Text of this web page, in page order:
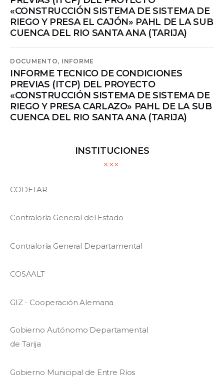
«CONSTRUCCIÓN SISTEMA DE SISTEMA DE
RIEGO Y PRESA EL CAJÓN» PAHL DE LA SUB
CUENCA DEL RIO SANTA ANA (TARIJA)
DOCUMENTO, INFORME
INFORME TECNICO DE CONDICIONES
PREVIAS (ITCP) DEL PROYECTO
«CONSTRUCCIÓN SISTEMA DE SISTEMA DE
RIEGO Y PRESA CARLAZO» PAHL DE LA SUB
CUENCA DEL RIO SANTA ANA (TARIJA)
INSTITUCIONES
CODETAR
Contraloría General del Estado
Contraloría General Departamental
COSAALT
GIZ - Cooperación Alemana
Gobierno Autónomo Departamental
de Tarija
Gobierno Municipal de Entre Ríos